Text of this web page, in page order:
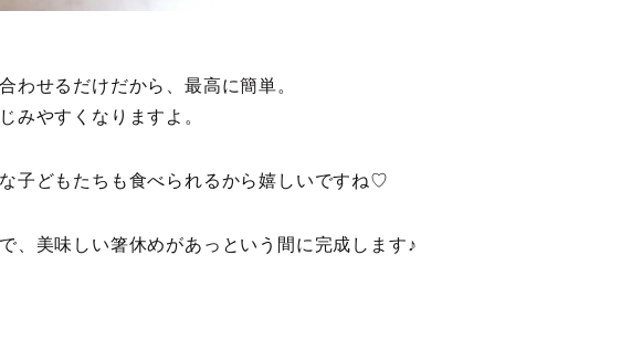
わせるだけだから、最高に簡単。
みやすくなりますよ。
子どもたちも食べられるから嬉しいですね♡
、美味しい箸休めがあっという間に完成します♪